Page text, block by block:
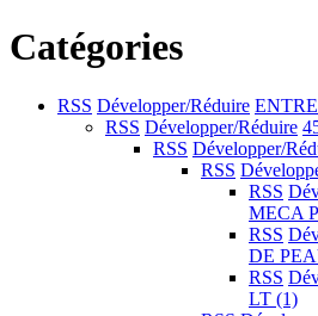
Catégories
RSS Développer/Réduire
RSS Développer/Réduire
RSS Développer/
RSS
RSS
MECA
RSS
DE
RSS
LT (1)